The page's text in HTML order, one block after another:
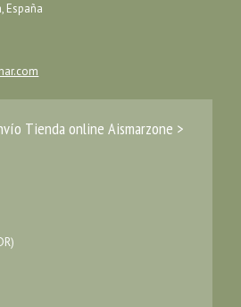
España
Tienda online Aismarzone >